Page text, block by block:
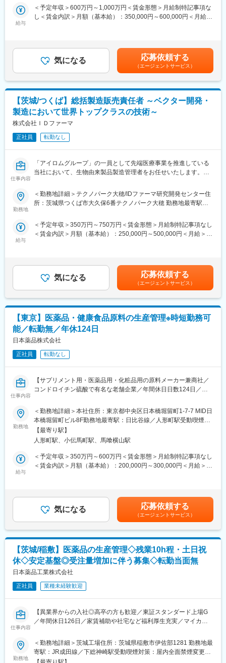
変更の範囲：会社の定める業務
・イレギュラーラインの調整、差し替え
・GMP適合性調査
■目指せるキャリア：
生産管理部門のマネージャーとしての経験を活かし、将来的には
部門全体の統括や海外拠点の管理にも挑戦できます。長期的なキ
■同社の魅力：
【コンドロイチン硫酸の老舗企業】
同社は、『素材開発』『原材料供給』『エコロジー対策』 の3本
を柱に、医薬品・健康食品・食品各分野への原材料・商品供給し
ております。
代表商品は膝関節等の治療用サプリメントや医薬品の原料となっ
ているコンドロイチン硫酸です。
コンドロイチン硫酸を日本で作っているメーカーは日本で数社程
度しかなく、その中で同社は創業からコンドロイチン硫酸を製造
している業界の老舗といえる存在です。
需要がさらに増えていくことが想定され、必然的にその原料であ
るコンドロイチン硫酸の需要も増えていきますので、今後、益々
【同社商材について】
サプリメント、医薬品、化粧品用原料を取り扱っています。
・コンドロイチン硫酸
・ポリフェノール
等多岐に渡ります。
給与
＜予定年収＞600万円～1,000万円＜賃金形態＞月給制特記事項な
し＜賃金内訳＞月額（基本給）：350,000円～600,000円＜月給＞
って支給の有無や金額が異なるため、選考内にて双方の合意の上
決定します。賃金はあくまでも目安の金額であり、選考を通じて
上下する可能性があります。月給(月額)は固定手当を含めた表記で
す。
気になる 応募依頼する
（エージェントサービス）
【茨城/つくば】総括製造販売責任者 ～ベクター開発・
製造において世界トップクラスの技術～
株式会社ＩＤファーマ
正社員 転勤なし
仕事内容
「アイロムグループ」の一員として先端医療事業を推進している
当社において、生物由来製品製造管理者をお任せいたします。
第一種医薬品製造販売業における医薬品等、総括製造販売責任者
をお任せいたします。
有し、バイオ業界で高い評価を得ています。特に当社独自の基盤
技術である「センダイウイルス（SeV）ベクター」は、安全性と
・GMP※に準拠したベクター製造施設・細胞培養加工施設
（CPC）を保有しています。自社製品の開発に加え、臨床用ベク
ターや臨床試験に用いる治験製品の製造、ならびに特定細胞加工
物の製造を受託しています。優れた技術力と開発力、そして豊富
な経験を活かした開発と製品やサービスの提供を通じて、先端医
療の早期実用化に貢献していきます。
※ GMP：Good Manufacturing Practice 医薬品の安全性を確保す
るための製造管理および品質管理に関する基準
変更の範囲：会社の定める業務
勤務地
＜勤務地詳細＞テクノパーク大穂/IDファーマ研究開発センター住
所：茨城県つくば市大久保6番テクノパーク大穂 勤務地最寄駅：
更の範囲：会社の定める事業所
給与
＜予定年収＞350万円～750万円＜賃金形態＞月給制特記事項なし
＜賃金内訳＞月額（基本給）：250,000円～500,000円＜月給＞
通じて上下する可能性があります。月給(月額)は固定手当を含めた
表記です。気になる 応募依頼する
（エージェントサービス）
【東京】医薬品・健康食品原料の生産管理※時短勤務可
能／転勤無／年休124日
日本薬品株式会社
正社員 転勤なし
仕事内容
【サプリメント用・医薬品用・化粧品用の原料メーカー兼商社／
コンドロイチン硫酸で有名な老舗企業／年間休日日数124日／残
■仕事内容：
本社生産管理担当として、下記業務をお任せします。
・国内7拠点・海外2拠点の受託業者管理
・生産スケジュール管理
・イレギュラーラインの調整、差し替え
・GMP適合性調査
■目指せるキャリア：
生産管理のプロフェッショナルとして、国内外の拠点を管理する
スキルを習得し、将来的には品質保証部門のリーダーやマネージ
■同社の魅力：
【コンドロイチン硫酸の老舗企業】
同社は、『素材開発』『原材料供給』『エコロジー対策』 の3本
を柱に、医薬品・健康食品・食品各分野への原材料・商品供給し
ております。
代表商品は膝関節等の治療用サプリメントや医薬品の原料となっ
ているコンドロイチン硫酸です。
コンドロイチン硫酸を日本で作っているメーカーは日本で数社程
度しかなく、その中で同社は創業からコンドロイチン硫酸を製造
している業界の老舗といえる存在です。
需要がさらに増えていくことが想定され、必然的にその原料であ
るコンドロイチン硫酸の需要も増えていきますので、今後、益々
勤務地
＜勤務地詳細＞本社住所：東京都中央区日本橋堀留町1-7-7 MID日
本橋堀留町ビル8F勤務地最寄駅：日比谷線／人形町駅受動喫煙対
策：屋内全面禁煙
【最寄り駅】
人形町駅、小伝馬町駅、馬喰横山駅
給与
＜予定年収＞350万円～600万円＜賃金形態＞月給制特記事項なし
＜賃金内訳＞月額（基本給）：200,000円～300,000円＜月給＞
って支給の有無や金額が異なるため、条件面談にて双方の合意の
上決定します。賃金はあくまでも目安の金額であり、選考を通じ
て上下する可能性があります。月給(月額)は固定手当を含めた表記
です。
気になる 応募依頼する
（エージェントサービス）
【茨城/稲敷】医薬品の生産管理◇残業10h程・土日祝
休◇安定基盤◎受注量増加に伴う募集◇転勤当面無
日本薬品工業株式会社
正社員 業種未経験歓迎
仕事内容
【異業界からの入社◎高卒の方も歓迎／東証スタンダード上場G
／年間休日126日／家賃補助や社宅など福利厚生充実／マイカー
■職務内容：
医薬品工場にて、生産管理業務をお任せします。
勤務地
＜勤務地詳細＞茨城工場住所：茨城県稲敷市伊佐部1281 勤務地最
寄駅：JR成田線／下総神崎駅受動喫煙対策：屋内全面禁煙変更の
範囲：会社の定める事業所